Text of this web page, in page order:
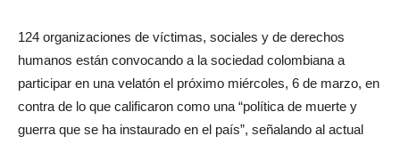
124 organizaciones de víctimas, sociales y de derechos
humanos están convocando a la sociedad colombiana a
participar en una velatón el próximo miércoles, 6 de marzo, en
contra de lo que calificaron como una “política de muerte y
guerra que se ha instaurado en el país”, señalando al actual